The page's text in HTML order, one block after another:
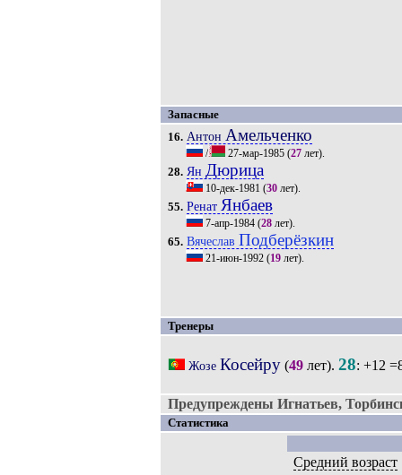
Запасные
16. Антон Амельченко
/ 27-мар-1985(27лет).
28. Ян Дюрица
10-дек-1981 (30лет).
55. Ренат Янбаев
7-апр-1984(28лет).
65. Вячеслав Подберёзкин
21-июн-1992(19лет).
Тренеры
Жозе Косейру(49лет). 28: +12
Предупреждены Игнатьев,
Статистика
Средний возраст